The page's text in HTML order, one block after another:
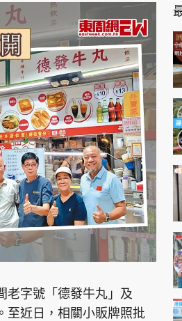
老字號「德發牛丸」及
至近日，相關小販牌照批